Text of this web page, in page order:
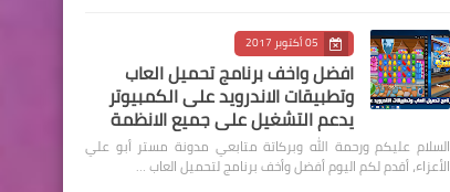
05 أكتوبر 2017
افضل واخف برنامج تحميل العاب
وتطبيقات الاندرويد على الكمبيوتر
يدعم التشغيل على جميع الانظمة
السلام عليكم ورحمة الله وبركاتة متابعي مدونة مستر أبو علي
الأعزاء، أقدم لكم اليوم أفضل وأخف برنامج لتحميل العاب …